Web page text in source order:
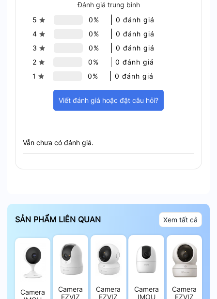
Camera Kết nối PoE – Đơn giản và tiết kiệm
Phát hiện người bằng AI và theo dõi chuyển
động tự động
Camera sử dụng công nghệ AI để phát hiện chính
xác chuyển động của con người. Sau khi phát hiện,
H8c PoE sẽ tự động xoay và bám theo mục tiêu,
Camera Phát hiện người bằng AI và theo dõi chuyển động
tự động
Có màu vào ban đêm
Nhờ tích hợp đèn chiếu sáng và cảm biến hồng
Đánh giá trung bình
5
0%
0 đánh giá
4
0%
0 đánh giá
3
0%
0 đánh giá
2
0%
0 đánh giá
1
0% 0 đánh giá
Viết đánh giá hoặc đặt câu hỏi?
Vẫn chưa có đánh giá.
SẢN PHẨM LIÊN QUAN Xem tất cả
Camera
Camera
EZVIZ
Camera
EZVIZ
Camera
IMOU
Camera
EZVIZ